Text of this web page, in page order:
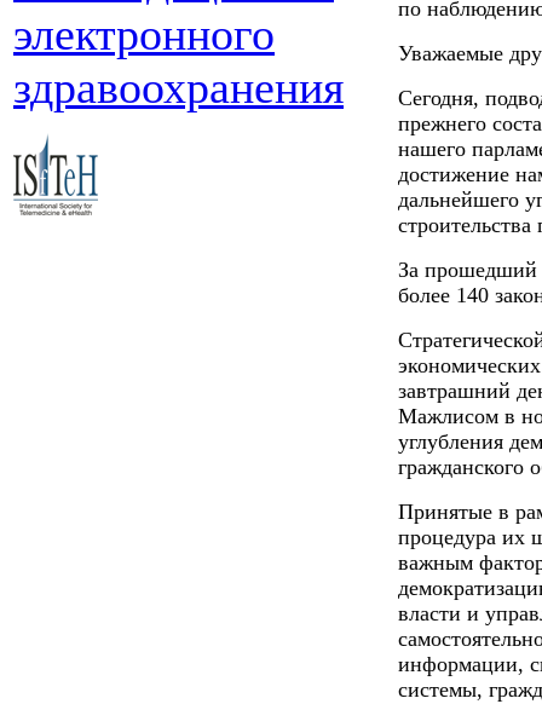
электронного
здравоохранения
по
Уважаемые
Сегодня,
прежнего
нашего
достижение
дальнейшего
За прошедший
более 140
завтрашний
Мажлисом в
углубления
гражданского
Принятые в
процедура их
важным
власти и
информации,
системы,